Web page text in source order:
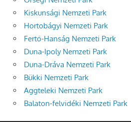
Kiskunsági Nemzeti Park
Hortobágyi Nemzeti Park
Fertő-Hanság Nemzeti Park
Duna-Ipoly Nemzeti Park
Duna-Dráva Nemzeti Park
Bükki Nemzeti Park
Aggteleki Nemzeti Park
Balaton-felvidéki Nemzeti Park